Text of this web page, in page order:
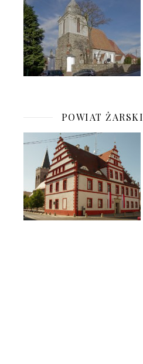
POWIAT ŻARSKI